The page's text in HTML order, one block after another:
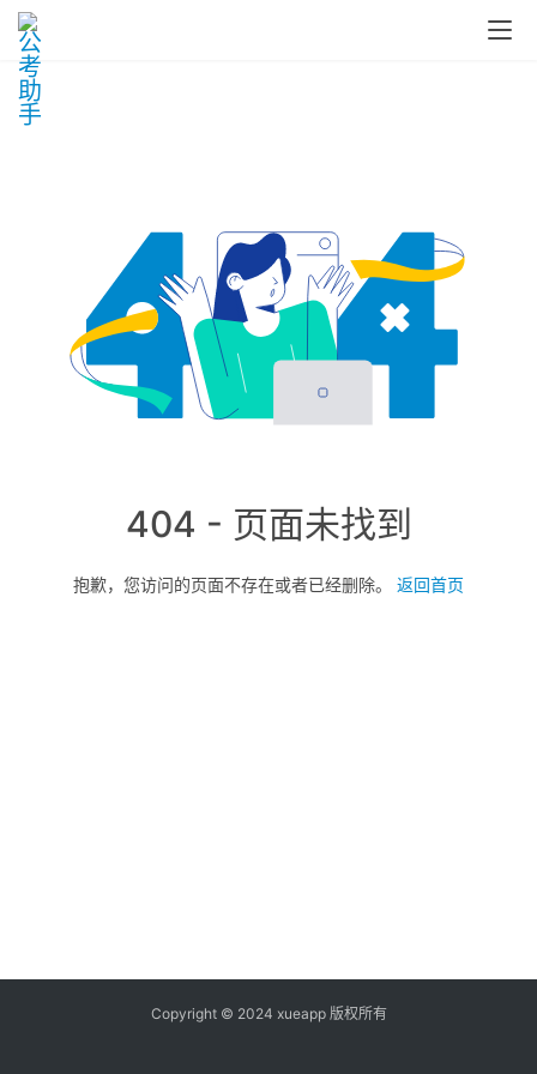
404 - 页面未找到
抱歉，您访问的页面不存在或者已经删除。 返回首页
Copyright © 2024 xueapp 版权所有